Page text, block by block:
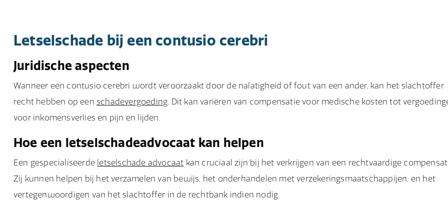
Letselschade bij een contusio cerebri
Juridische aspecten
Wanneer een contusio cerebri wordt veroorzaakt door de nalatigheid of fout van een ander, kan het slachtoffer
recht hebben op een schadevergoeding. Dit kan variëren van compensatie voor medische kosten tot
voor inkomensverlies en pijn en lijden.
Hoe een letselschadeadvocaat kan helpen
Een gespecialiseerde letselschade advocaat kan cruciaal zijn bij het verkrijgen van een rechtvaardige
Zij kunnen helpen bij het verzamelen van bewijs, het onderhandelen met verzekeringsmaatschappijen, en het
vertegenwoordigen van het slachtoffer in de rechtbank indien nodig.